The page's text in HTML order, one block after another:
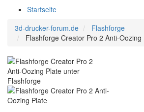
Startseite
3d-drucker-forum.de
Flashforge
Flashforge Creator Pro 2 Anti-Oozing